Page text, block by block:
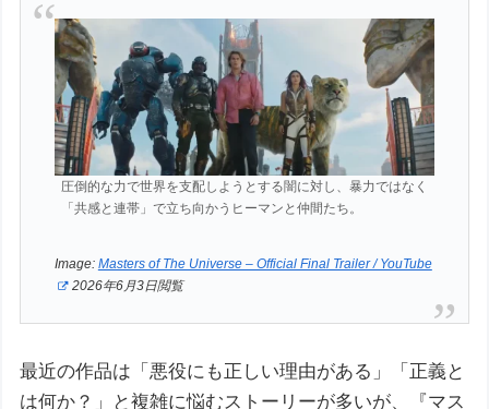
圧倒的な力で世界を支配しようとする闇に対し、暴力ではなく
「共感と連帯」で立ち向かうヒーマンと仲間たち。
Image: Masters of The Universe – Official Final Trailer / YouTube
2026年6月3日閲覧
最近の作品は「悪役にも正しい理由がある」「正義と
は何か？」と複雑に悩むストーリーが多いが、『マス